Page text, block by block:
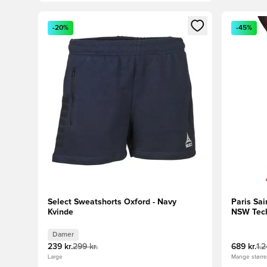
Åbner en Modal til at logge ind eller tilmelde dig som
-20%
Select Sweatshorts Oxford - Navy
Kvinde
Damer
239 kr.299 kr.
Large
Åbner
-45%
Paris
NSW
689 kr.
Mange